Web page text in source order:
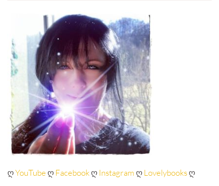
ღYouTubeღFacebookღ InstagramღLovelybooksღ